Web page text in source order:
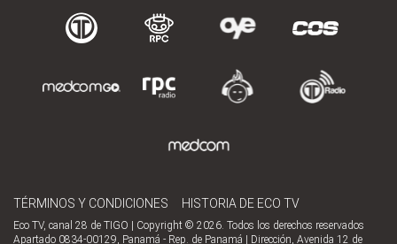
TÉRMINOS Y CONDICIONES HISTORIA DE ECO TV
Eco TV, canal 28 de TIGO | Copyright © 2026. Todos los derechos reservados
Apartado 0834-00129, Panamá - Rep. de Panamá | Dirección, Avenida 12 de